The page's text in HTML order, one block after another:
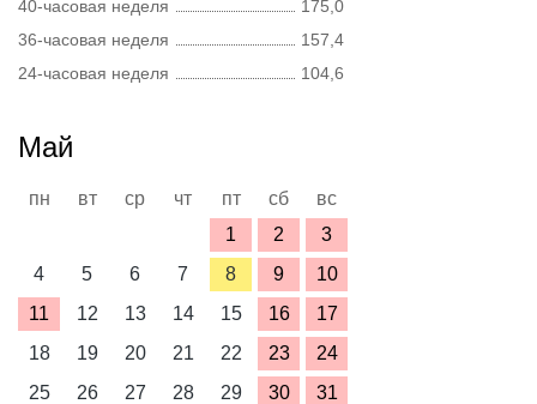
40-часовая неделя
175,0
36-часовая неделя
157,4
24-часовая неделя
104,6
Май
пн вт ср чт пт сб
вс
1
2
3
4
5 6 7 8 9
10
11
12 13 14 15 16
17
18
19 20 21 22 23
24
25
26 27 28 29 30 31